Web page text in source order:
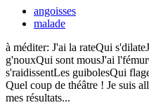
angoisses
malade
à méditer: J'ai la rateQui
g'nouxQui sont mousJ'ai
s'raidissentLes guibolesQui
Quel coup de théâtre ! Je suis
mes résultats...